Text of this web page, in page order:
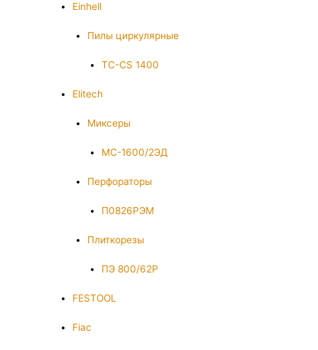
Einhell
Пилы циркулярные
TC-CS 1400
Elitech
Миксеры
МС-1600/2ЭД
Перфораторы
П0826РЭМ
Плиткорезы
ПЭ 800/62Р
FESTOOL
Fiac